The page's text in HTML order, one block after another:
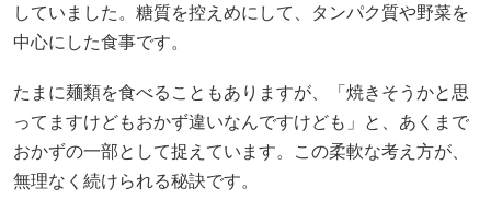
していました。糖質を控えめにして、タンパク質や野菜を
中心にした食事です。
たまに麺類を食べることもありますが、「焼きそうかと思
ってますけどもおかず違いなんですけども」と、あくまで
おかずの一部として捉えています。この柔軟な考え方が、
無理なく続けられる秘訣です。